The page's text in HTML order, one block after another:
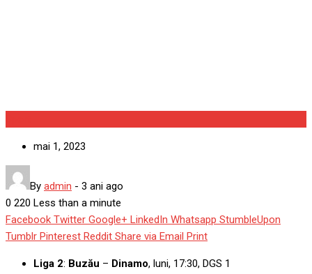
mai 1, 2023
By admin - 3 ani ago
0 220 Less than a minute
Facebook Twitter Google+ LinkedIn Whatsapp StumbleUpon
Tumblr Pinterest Reddit Share via Email Print
Liga 2: Buzău – Dinamo, luni, 17:30, DGS 1